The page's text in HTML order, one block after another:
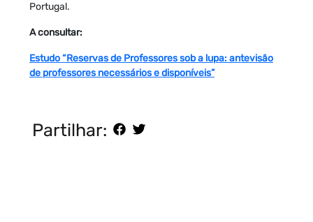
Portugal.
A consultar:
Estudo “Reservas de Professores sob a lupa: antevisão
de professores necessários e disponíveis”
Partilhar: